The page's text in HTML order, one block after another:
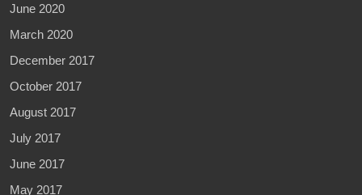
June 2020
March 2020
December 2017
October 2017
August 2017
July 2017
June 2017
May 2017